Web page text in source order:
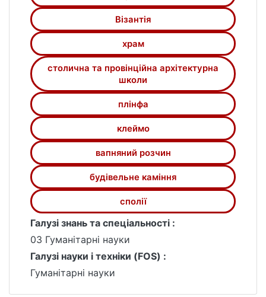
Візантія
храм
столична та провінційна архітектурна
школи
плінфа
клеймо
вапняний розчин
будівельне каміння
сполії
Галузі знань та спеціальності :
03 Гуманітарні науки
Галузі науки і техніки (FOS) :
Гуманітарні науки